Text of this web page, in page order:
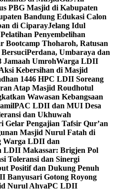
PBG Masjid di Kabupaten
Bandung Edukasi Calon
di CiparayJelang Idul
Penyembelihan
Bootcamp Thoharoh, Ratusan
Perdana, Umbaraya dan
UmrohWarga LDII
Kebersihan di Masjid
1446 HPC LDII Soreang
Atap Masjid Roudhotul
Wawasan Kebangsaan
PAC LDII dan MUI Desa
dan Ukhuwah
Pengajian Tafsir Qur’an
Masjid Nurul Fatah di
Warga LDII dan
LDII Makassar: Brigjen Pol
Toleransi dan Sinergi
Positif dan Dukung Penuh
Banyusari Gotong Royong
Nurul AhyaPC LDII